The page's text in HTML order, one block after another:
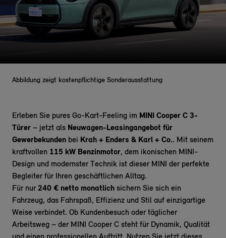
Abbildung zeigt kostenpflichtige Sonderausstattung
Erleben Sie pures Go-Kart-Feeling im MINI Cooper C 3-
Türer – jetzt als Neuwagen-Leasingangebot für
Gewerbekunden bei Krah + Enders & Karl + Co.. Mit seinem
kraftvollen 115 kW Benzinmotor, dem ikonischen MINI-
Design und modernster Technik ist dieser MINI der perfekte
Begleiter für Ihren geschäftlichen Alltag.
Für nur 240 € netto monatlich sichern Sie sich ein
Fahrzeug, das Fahrspaß, Effizienz und Stil auf einzigartige
Weise verbindet. Ob Kundenbesuch oder täglicher
Arbeitsweg – der MINI Cooper C steht für Dynamik, Qualität